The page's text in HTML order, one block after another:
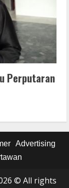
Perputaran
Advertising
© All rights